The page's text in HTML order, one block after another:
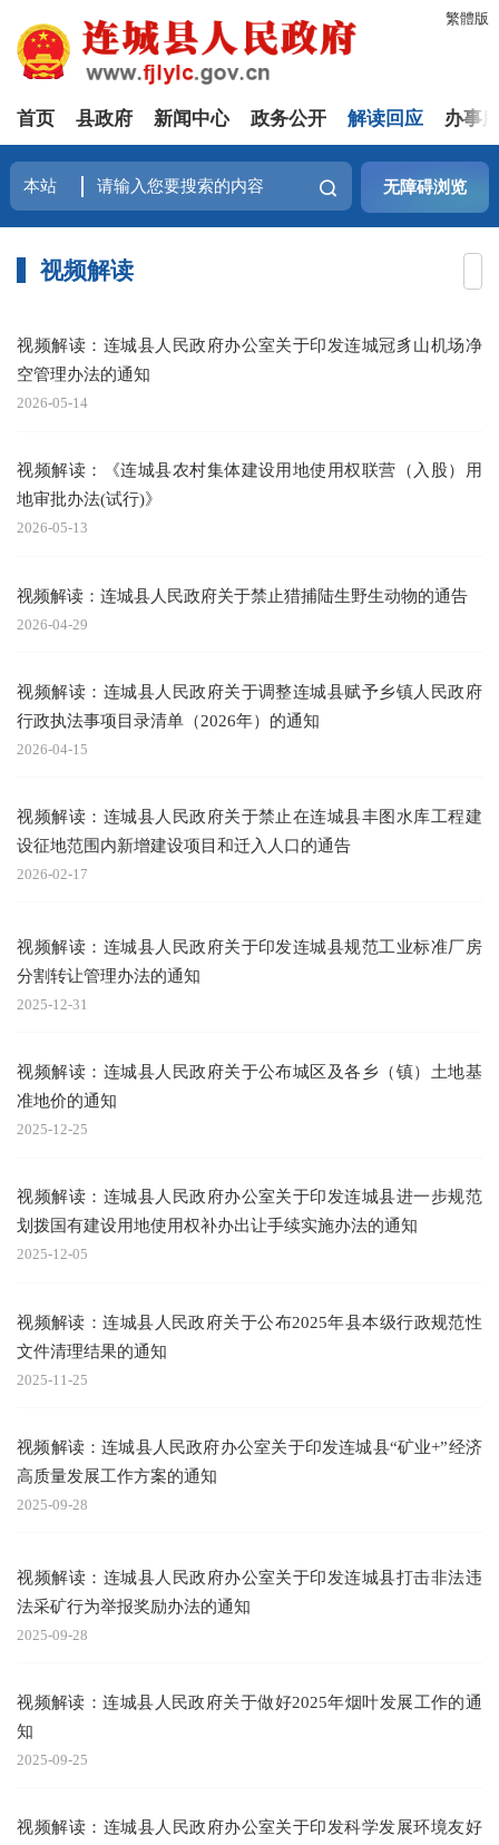
繁體版
首页 县政府 新闻中心 政务公开 解读回应 办事
无障碍浏览
视频解读
视频解读：连城县人民政府办公室关于印发连城冠豸山机场净
空管理办法的通知
2026-05-14
视频解读：《连城县农村集体建设用地使用权联营（入股）用
地审批办法(试行)》
2026-05-13
视频解读：连城县人民政府关于禁止猎捕陆生野生动物的通告
2026-04-29
视频解读：连城县人民政府关于调整连城县赋予乡镇人民政府
行政执法事项目录清单（2026年）的通知
2026-04-15
视频解读：连城县人民政府关于禁止在连城县丰图水库工程建
设征地范围内新增建设项目和迁入人口的通告
2026-02-17
视频解读：连城县人民政府关于印发连城县规范工业标准厂房
分割转让管理办法的通知
2025-12-31
视频解读：连城县人民政府关于公布城区及各乡（镇）土地基
准地价的通知
2025-12-25
视频解读：连城县人民政府办公室关于印发连城县进一步规范
划拨国有建设用地使用权补办出让手续实施办法的通知
2025-12-05
视频解读：连城县人民政府关于公布2025年县本级行政规范性
文件清理结果的通知
2025-11-25
视频解读：连城县人民政府办公室关于印发连城县“矿业+”经济
高质量发展工作方案的通知
2025-09-28
视频解读：连城县人民政府办公室关于印发连城县打击非法违
法采矿行为举报奖励办法的通知
2025-09-28
视频解读：连城县人民政府关于做好2025年烟叶发展工作的通
知
2025-09-25
视频解读：连城县人民政府办公室关于印发科学发展环境友好